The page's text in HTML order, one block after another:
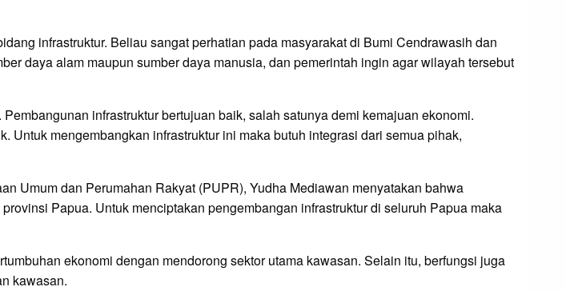
infrastruktur. Beliau sangat perhatian pada masyarakat di Bumi Cendrawasih dan
daya alam maupun sumber daya manusia, dan pemerintah ingin agar wilayah tersebut
infrastruktur bertujuan baik, salah satunya demi kemajuan ekonomi.
mengembangkan infrastruktur ini maka butuh integrasi dari semua pihak,
Umum dan Perumahan Rakyat (PUPR), Yudha Mediawan menyatakan bahwa
Papua. Untuk menciptakan pengembangan infrastruktur di seluruh Papua maka
ekonomi dengan mendorong sektor utama kawasan. Selain itu, berfungsi juga
kawasan.